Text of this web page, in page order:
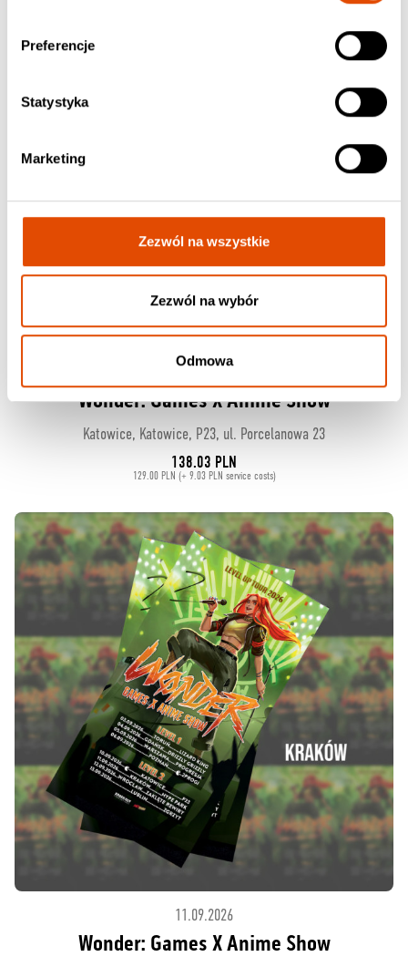
Preferencje
Statystyka
Marketing
Zezwól na wszystkie
Zezwól na wybór
Odmowa
10.09.2026
Wonder: Games X Anime Show
Katowice, Katowice, P23, ul. Porcelanowa 23
138.03 PLN
129.00 PLN (+ 9.03 PLN service costs)
11.09.2026
Wonder: Games X Anime Show